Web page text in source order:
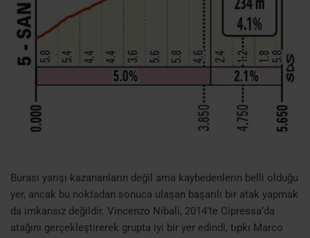
Burası yarışı kazananların değil ama kaybedenlerin belli olduğu
yer, ancak bu noktadan sonuca ulaşan başarılı bir atak yapmak
da imkansız değildir. Vincenzo Nibali, 2014’te Cipressa’da
atağını gerçekleştirerek grupta iyi bir yer edindi, tıpkı Marco